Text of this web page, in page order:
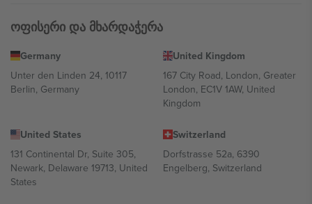
ოფისერი და მხარდაჭერა
Germany
Unter den Linden 24, 10117
Berlin, Germany
United Kingdom
167 City Road, London, Greater
London, EC1V 1AW, United
Kingdom
United States
131 Continental Dr, Suite 305,
Newark, Delaware 19713, United
States
Switzerland
Dorfstrasse 52a, 6390
Engelberg, Switzerland